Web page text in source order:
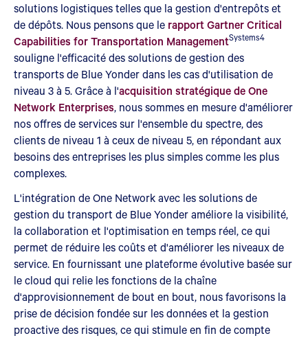
solutions logistiques telles que la gestion d'entrepôts et
de dépôts. Nous pensons que le rapport Gartner Critical
Capabilities for Transportation ManagementSystems4
souligne l'efficacité des solutions de gestion des
transports de Blue Yonder dans les cas d'utilisation de
niveau 3 à 5. Grâce à l'acquisition stratégique de One
Network Enterprises, nous sommes en mesure d'améliorer
nos offres de services sur l'ensemble du spectre, des
clients de niveau 1 à ceux de niveau 5, en répondant aux
besoins des entreprises les plus simples comme les plus
complexes.
L'intégration de One Network avec les solutions de
gestion du transport de Blue Yonder améliore la visibilité,
la collaboration et l'optimisation en temps réel, ce qui
permet de réduire les coûts et d'améliorer les niveaux de
service. En fournissant une plateforme évolutive basée sur
le cloud qui relie les fonctions de la chaîne
d'approvisionnement de bout en bout, nous favorisons la
prise de décision fondée sur les données et la gestion
proactive des risques, ce qui stimule en fin de compte